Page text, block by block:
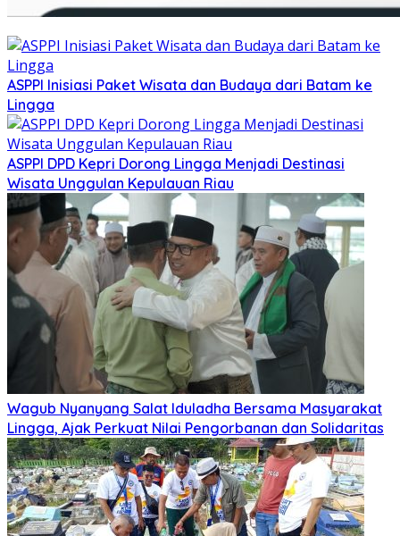
ASPPI Inisiasi Paket Wisata dan Budaya dari Batam ke
Lingga
ASPPI DPD Kepri Dorong Lingga Menjadi Destinasi
Wisata Unggulan Kepulauan Riau
Wagub Nyanyang Salat Iduladha Bersama Masyarakat
Lingga, Ajak Perkuat Nilai Pengorbanan dan Solidaritas